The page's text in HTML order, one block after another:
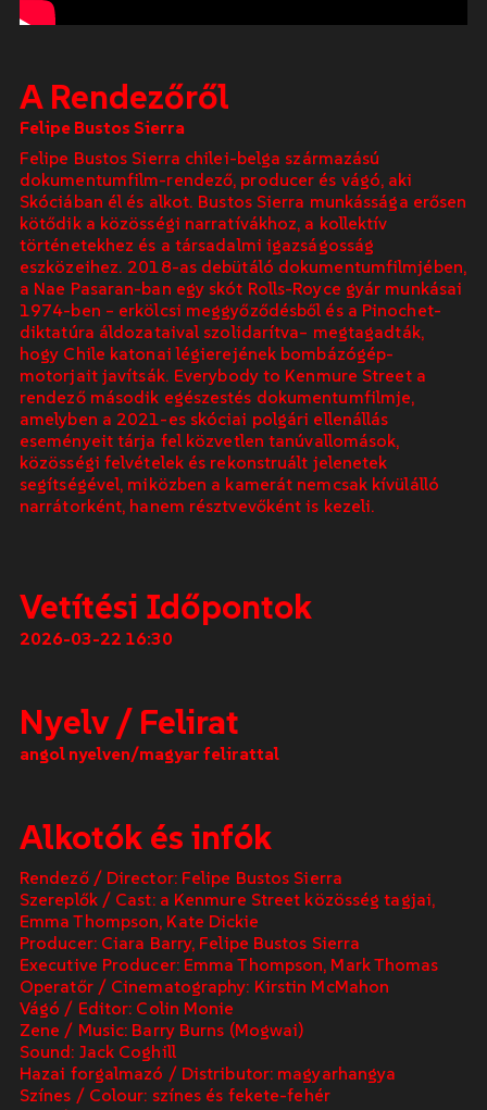
A Rendezőről
Felipe Bustos Sierra
Felipe Bustos Sierra chilei-belga származású
dokumentumfilm-rendező, producer és vágó, aki
Skóciában él és alkot. Bustos Sierra munkássága erősen
kötődik a közösségi narratívákhoz, a kollektív
történetekhez és a társadalmi igazságosság
eszközeihez. 2018-as debütáló dokumentumfilmjében,
a Nae Pasaran-ban egy skót Rolls-Royce gyár munkásai
1974-ben – erkölcsi meggyőződésből és a Pinochet-
diktatúra áldozataival szolidarítva– megtagadták,
hogy Chile katonai légierejének bombázógép-
motorjait javítsák. Everybody to Kenmure Street a
rendező második egészestés dokumentumfilmje,
amelyben a 2021-es skóciai polgári ellenállás
eseményeit tárja fel közvetlen tanúvallomások,
közösségi felvételek és rekonstruált jelenetek
segítségével, miközben a kamerát nemcsak kívülálló
narrátorként, hanem résztvevőként is kezeli.
Vetítési Időpontok
2026-03-22 16:30
Nyelv / Felirat
angol nyelven/magyar felirattal
Alkotók és infók
Rendező / Director: Felipe Bustos Sierra
Szereplők / Cast: a Kenmure Street közösség tagjai,
Emma Thompson, Kate Dickie
Producer: Ciara Barry, Felipe Bustos Sierra
Executive Producer: Emma Thompson, Mark Thomas
Operatőr / Cinematography: Kirstin McMahon
Vágó / Editor: Colin Monie
Zene / Music: Barry Burns (Mogwai)
Sound: Jack Coghill
Hazai forgalmazó / Distributor: magyarhangya
Színes / Colour: színes és fekete-fehér